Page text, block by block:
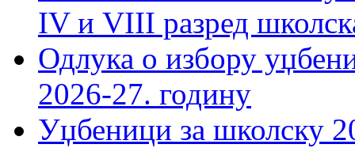
IV и VIII разред
Одлука о избору
2026-27. годину
Уџбеници за школску